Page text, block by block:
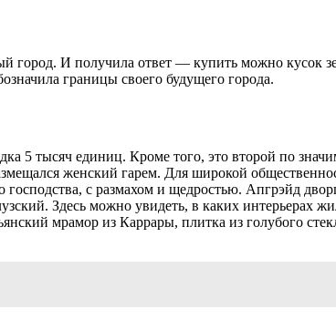
город. И получила ответ — купить можно
границы своего будущего города.
5 тысяч единиц. Кроме того, это второй по
женский гарем. Для широкой
с размахом и щедростью. Апгрэйд
Здесь можно увидеть, в каких интерьерах
мрамор из Каррары, плитка из голубого